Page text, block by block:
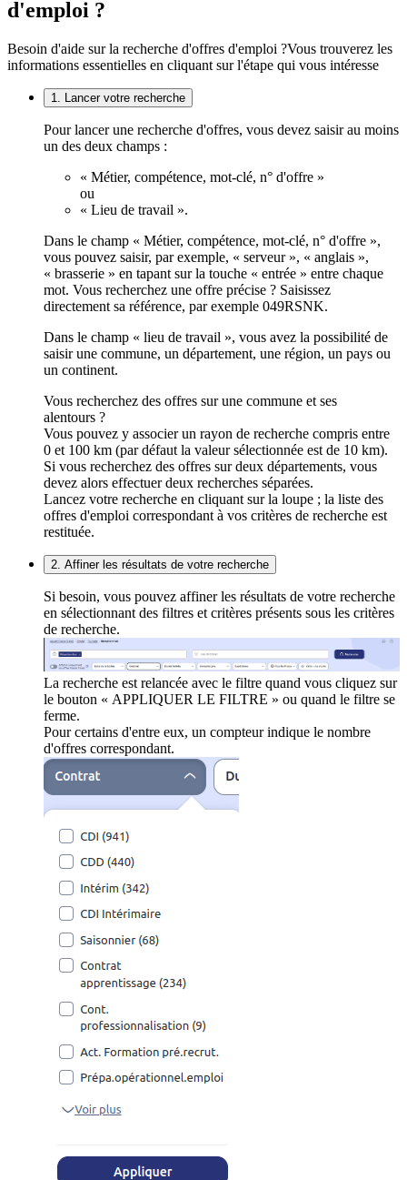
d'emploi ?
Besoin d'aide sur la recherche d'offres d'emploi ?Vous trouverez les
informations essentielles en cliquant sur l'étape qui vous intéresse
1. Lancer votre recherche
Pour lancer une recherche d'offres, vous devez saisir au moins
un des deux champs :
« Métier, compétence, mot-clé, n° d'offre »
ou
« Lieu de travail ».
Dans le champ « Métier, compétence, mot-clé, n° d'offre »,
vous pouvez saisir, par exemple, « serveur », « anglais »,
« brasserie » en tapant sur la touche « entrée » entre chaque
mot. Vous recherchez une offre précise ? Saisissez
directement sa référence, par exemple 049RSNK.
Dans le champ « lieu de travail », vous avez la possibilité de
saisir une commune, un département, une région, un pays ou
un continent.
Vous recherchez des offres sur une commune et ses
alentours ?
Vous pouvez y associer un rayon de recherche compris entre
0 et 100 km (par défaut la valeur sélectionnée est de 10 km).
Si vous recherchez des offres sur deux départements, vous
devez alors effectuer deux recherches séparées.
Lancez votre recherche en cliquant sur la loupe ; la liste des
offres d'emploi correspondant à vos critères de recherche est
restituée.
2. Affiner les résultats de votre recherche
Si besoin, vous pouvez affiner les résultats de votre recherche
en sélectionnant des filtres et critères présents sous les critères
de recherche.
La recherche est relancée avec le filtre quand vous cliquez sur
le bouton « APPLIQUER LE FILTRE » ou quand le filtre se
ferme.
Pour certains d'entre eux, un compteur indique le nombre
d'offres correspondant.